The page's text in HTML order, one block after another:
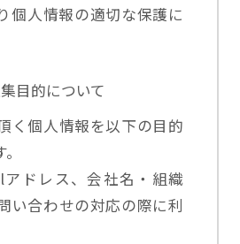
個人情報の適切な保護に
目的について
く個人情報を以下の目的
ドレス、会社名・組織
い合わせの対応の際に利